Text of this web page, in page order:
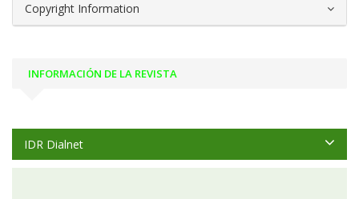
Copyright Information
INFORMACIÓN DE LA REVISTA
IDR Dialnet